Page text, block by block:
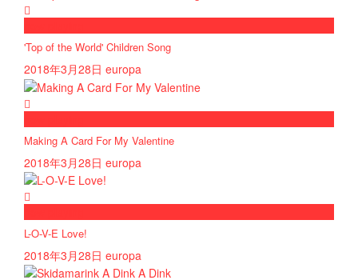
'Top of the World' Children Song
2018年3月28日 europa
Making A Card For My Valentine
2018年3月28日 europa
L-O-V-E Love!
2018年3月28日 europa